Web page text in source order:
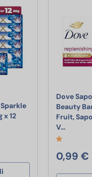
x 12Lux Blue Aqua
Dove
Beauty
Fruit,
V…
0,99 €